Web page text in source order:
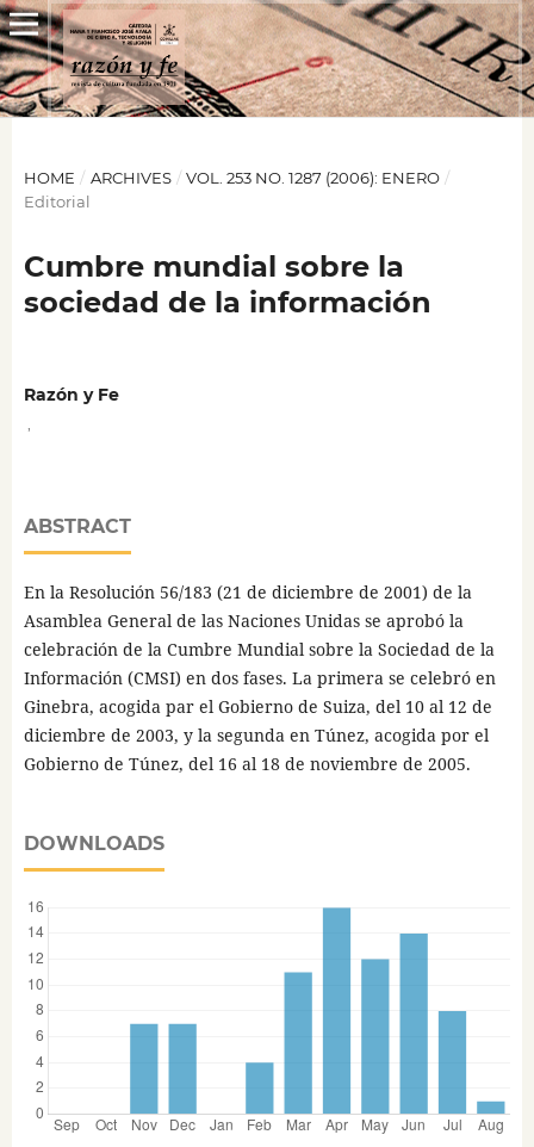
HOME / ARCHIVES / VOL. 253 NO. 1287 (2006): ENERO /
Editorial
Cumbre mundial sobre la
sociedad de la información
Razón y Fe
ABSTRACT
En la Resolución 56/183 (21 de diciembre de 2001) de la
Asamblea General de las Naciones Unidas se aprobó la
celebración de la Cumbre Mundial sobre la Sociedad de la
Información (CMSI) en dos fases. La primera se celebró en
Ginebra, acogida par el Gobierno de Suiza, del 10 al 12 de
diciembre de 2003, y la segunda en Túnez, acogida por el
Gobierno de Túnez, del 16 al 18 de noviembre de 2005.
DOWNLOADS